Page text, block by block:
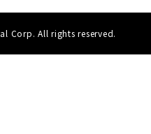
Corp. All rights reserved.